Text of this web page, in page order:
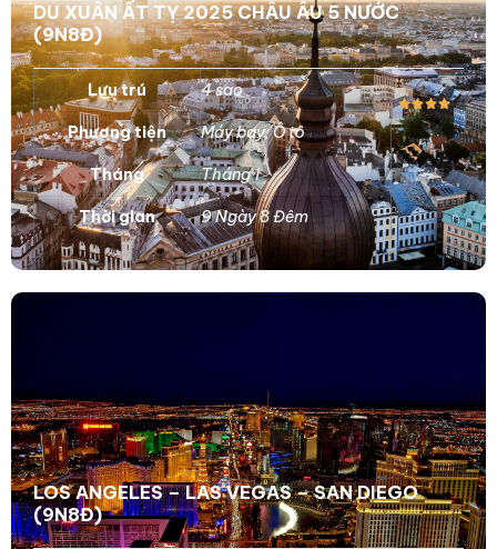
DU XUÂN ẤT TỴ 2025 CHÂU ÂU 5 NƯỚC
(9N8Đ)
Lưu trú 4 sao
Phương tiện Máy bay,Ô tô
Tháng Tháng 1
Thời gian 9 Ngày 8 Đêm
LOS ANGELES – LAS VEGAS – SAN DIEGO
(9N8Đ)